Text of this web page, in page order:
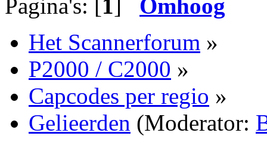
Pagina's: [1] Omhoog
Het Scannerforum »
P2000 / C2000 »
Capcodes per regio »
Gelieerden (Moderator: